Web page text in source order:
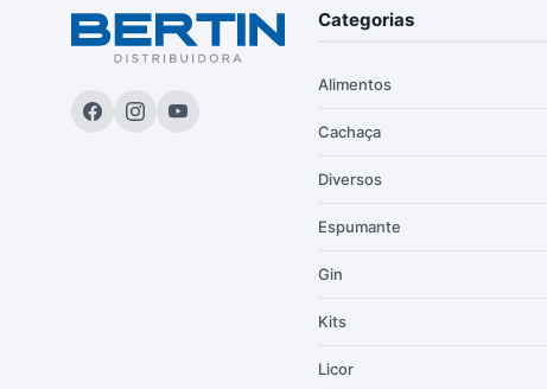
Categorias
Alimentos
Cachaça
Diversos
Espumante
Gin
Kits
Licor